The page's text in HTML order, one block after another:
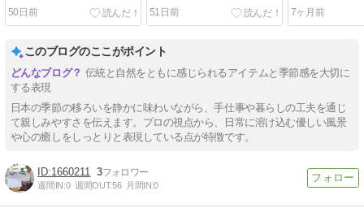
50日前
51日前
7ヶ月前
このブログのここがポイント
伝統と自然をともに感じられるアイテムと季節感を大切に
する表現
日本の季節の移ろいを静かに味わいながら、手仕事や暮らしの工夫を通じ
て親しみやすさを伝えます。プロの視点から、日常に溶け込む優しい風景
や心の癒しをしっとりと表現している点が特徴です。
1660211 3
週間IN:0 週間OUT:56 月間IN:0